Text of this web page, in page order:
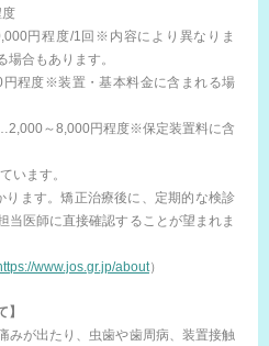
円程度/1回※内容により異なりま
合もあります。
程度※装置・基本料金に含まれる場
～8,000円程度※保定装置料に含
います。
ます。矯正治療後に、定期的な検診
当医師に直接確認することが望まれま
www.jos.gr.jp/about）
みが出たり、虫歯や歯周病、装置接触